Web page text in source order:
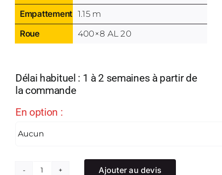
Empattement 1.15 m
Roue
400×8 AL 20
Délai habituel : 1 à 2 semaines à partir de
la commande
En option :
Ajouter au devis